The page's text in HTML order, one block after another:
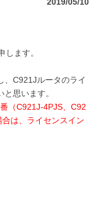
します。
、C921Jルータのライ
思います。
（C921J-4PJS、C92
は、ライセンスイン